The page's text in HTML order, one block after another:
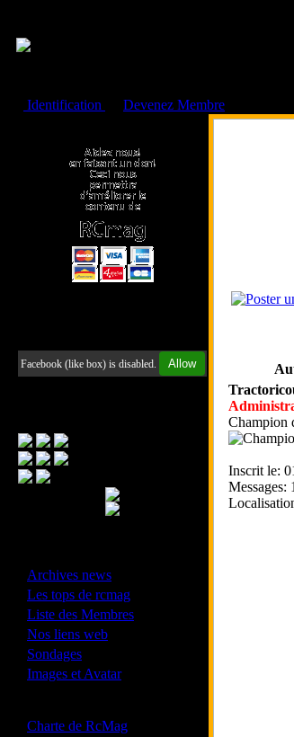
Identification
Devenez Membre
Facebook (like box) is disabled. Allow
Archives news
Les tops de rcmag
Liste des Membres
Nos liens web
Sondages
Images et Avatar
Charte de RcMag
Champion
Inscrit le:
Messages: